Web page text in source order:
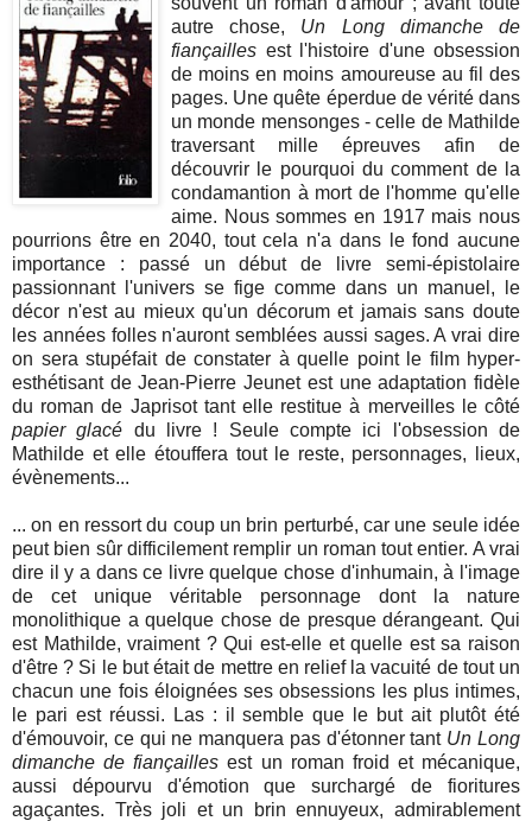
autre chose, Un Long dimanche de
fiançailles est l'histoire d'une obsession
de moins en moins amoureuse au fil des
pages. Une quête éperdue de vérité dans
un monde mensonges - celle de Mathilde
traversant mille épreuves afin de
découvrir le pourquoi du comment de la
condamantion à mort de l'homme qu'elle
aime. Nous sommes en 1917 mais nous
pourrions être en 2040, tout cela n'a dans le fond aucune
importance : passé un début de livre semi-épistolaire
passionnant l'univers se fige comme dans un manuel, le
décor n'est au mieux qu'un décorum et jamais sans doute
les années folles n'auront semblées aussi sages. A vrai dire
on sera stupéfait de constater à quelle point le film hyper-
esthétisant de Jean-Pierre Jeunet est une adaptation fidèle
du roman de Japrisot tant elle restitue à merveilles le côté
papier glacé du livre ! Seule compte ici l'obsession de
Mathilde et elle étouffera tout le reste, personnages, lieux,
évènements...
... on en ressort du coup un brin perturbé, car une seule idée
peut bien sûr difficilement remplir un roman tout entier. A vrai
dire il y a dans ce livre quelque chose d'inhumain, à l'image
de cet unique véritable personnage dont la nature
monolithique a quelque chose de presque dérangeant. Qui
est Mathilde, vraiment ? Qui est-elle et quelle est sa raison
d'être ? Si le but était de mettre en relief la vacuité de tout un
chacun une fois éloignées ses obsessions les plus intimes,
le pari est réussi. Las : il semble que le but ait plutôt été
d'émouvoir, ce qui ne manquera pas d'étonner tantUn Long
dimanche de fiançailles est un roman froid et mécanique,
aussi dépourvu d'émotion que surchargé de fioritures
agaçantes. Très joli et un brin ennuyeux, admirablement